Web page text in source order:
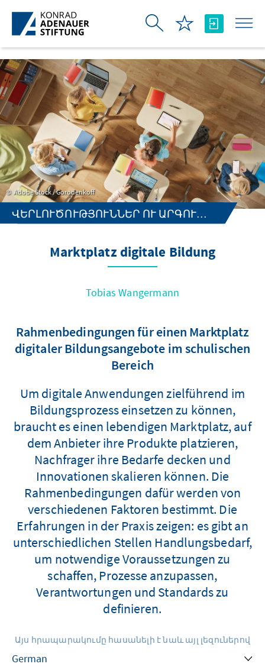
Skip to Main Content
Adobe Stock / Gorodenkoff
ՎԵՐԼՈՒԾՈՒԹՅՈՒՆՆԵՐ ՈՒ ԱՐԳՈՒՄԵՆՏՆԵՐ
Marktplatz digitale Bildung
Tobias Wangermann
Rahmenbedingungen für einen Marktplatz
digitaler Bildungsangebote im schulischen
Bereich
Um digitale Anwendungen zielführend im
Bildungsprozess einsetzen zu können,
braucht es einen lebendigen Marktplatz, auf
dem Anbieter ihre Produkte platzieren,
Nachfrager ihre Bedarfe decken und
Innovationen skalieren können. Die
Rahmenbedingungen dafür werden von
verschiedenen Faktoren bestimmt. Die
Erfahrungen in der Praxis zeigen: es gibt an
unterschiedlichen Stellen Handlungsbedarf,
um notwendige Voraussetzungen zu
schaffen, Prozesse anzupassen,
Verantwortungen und Standards zu
definieren.
Այս հրապարակումը հասանելի է նաև այլ լեզուներով